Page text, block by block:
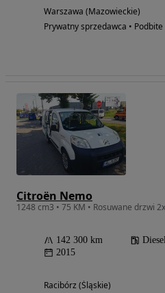
Warszawa (Mazowieckie)
Prywatny sprzedawca • Podbite
Citroën Nemo
142 300 km Diesel
2015
Racibórz (Śląskie)